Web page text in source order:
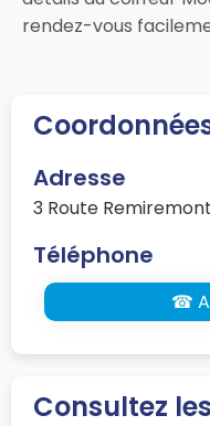
rendez-vous
Adresse
3 Route
Téléphone
☎
Consultez